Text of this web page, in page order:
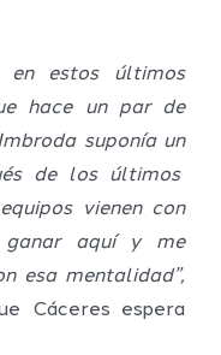
en estos últimos
hace un par de
suponía un
de los últimos
vienen con
ganar aquí y me
esa mentalidad”,
Cáceres espera